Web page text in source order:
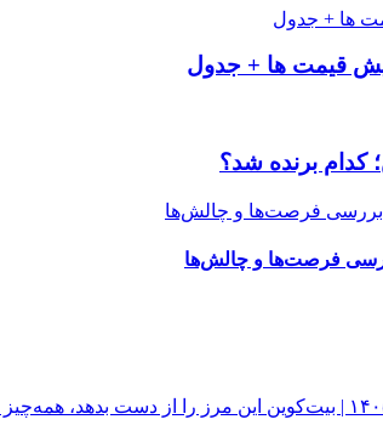
کدام برنده شد؟
فرصت‌ها و چالش‌ها